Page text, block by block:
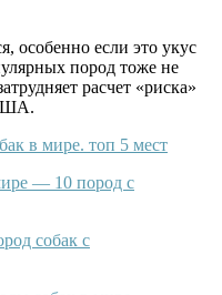
особенно если это укус
пород тоже не
расчет «риска»